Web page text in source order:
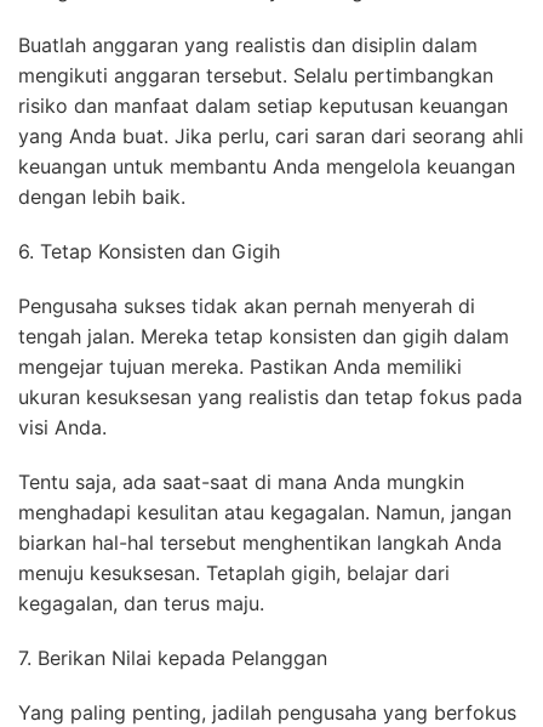
Buatlah anggaran yang realistis dan disiplin dalam
mengikuti anggaran tersebut. Selalu pertimbangkan
risiko dan manfaat dalam setiap keputusan keuangan
yang Anda buat. Jika perlu, cari saran dari seorang ahli
keuangan untuk membantu Anda mengelola keuangan
dengan lebih baik.
6. Tetap Konsisten dan Gigih
Pengusaha sukses tidak akan pernah menyerah di
tengah jalan. Mereka tetap konsisten dan gigih dalam
mengejar tujuan mereka. Pastikan Anda memiliki
ukuran kesuksesan yang realistis dan tetap fokus pada
visi Anda.
Tentu saja, ada saat-saat di mana Anda mungkin
menghadapi kesulitan atau kegagalan. Namun, jangan
biarkan hal-hal tersebut menghentikan langkah Anda
menuju kesuksesan. Tetaplah gigih, belajar dari
kegagalan, dan terus maju.
7. Berikan Nilai kepada Pelanggan
Yang paling penting, jadilah pengusaha yang berfokus